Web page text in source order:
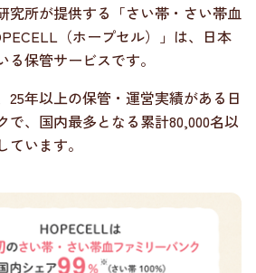
究所が提供する「さい帯・さい帯血
（ホープセル）」は、日本
保管サービスです。
25年以上の保管・運営実績がある日
で、国内最多となる累計80,000名以
います。